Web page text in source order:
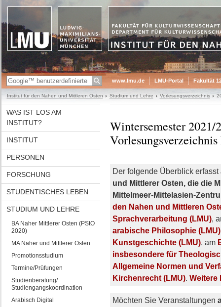
www.lmu.de LMU-Portal Fakultät
Institut für den Nahen und Mittleren Osten Studium und Lehre Vorlesungsverzeichnis
WAS IST LOS AM
INSTITUT?
INSTITUT
PERSONEN
FORSCHUNG
STUDENTISCHES LEBEN
STUDIUM UND LEHRE
BA Naher Mittlerer Osten (PStO
2020)
MA Naher und Mittlerer Osten
Promotionsstudium
Termine/Prüfungen
Studienberatung/
Studiengangskoordination
Arabisch Digital
Wintersemester
Der folgende Überblick erfasst
und Mittlerer Osten, die die
Mittelmeer-Mittelasien-
den Nahen und Mittleren
Sprachverarbeitung (LMU),
arabische Philosophie (LMU)
Kunstgeschichte (LMU), am
insbesondere für
Allgemeine Normen und
Kirchenrecht (LMU). Weitere
Möchten Sie Veranstaltungen